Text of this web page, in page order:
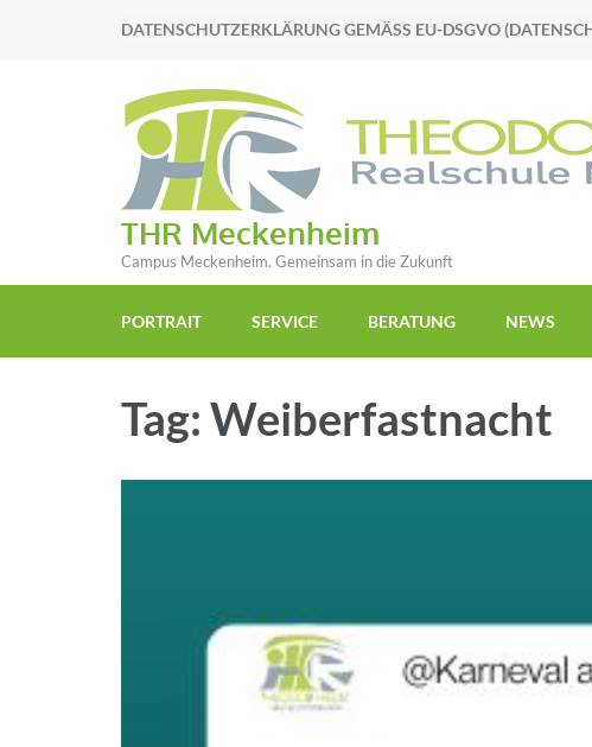
DATENSCHUTZERKLÄRUNG GEMÄSS EU-DSGVO
THR Meckenheim
Campus Meckenheim. Gemeinsam in die Zukunft
PORTRAIT SERVICE BERATUNG NEWS
Tag: Weiberfastnacht